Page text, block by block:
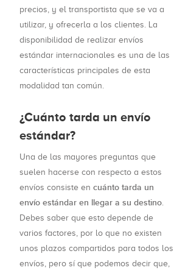
precios, y el transportista que se va a
utilizar, y ofrecerla a los clientes. La
disponibilidad de realizar envíos
estándar internacionales es una de las
características principales de esta
modalidad tan común.
¿Cuánto tarda un envío
estándar?
Una de las mayores preguntas que
suelen hacerse con respecto a estos
envíos consiste en cuánto tarda un
envío estándar en llegar a su destino.
Debes saber que esto depende de
varios factores, por lo que no existen
unos plazos compartidos para todos los
envíos, pero sí que podemos decir que,